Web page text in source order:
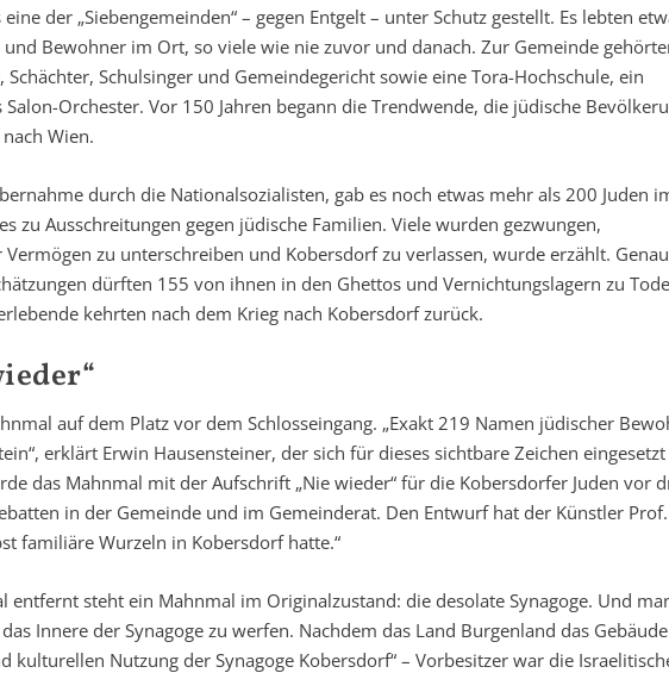
der „Siebengemeinden“ – gegen Entgelt – unter Schutz gestellt. Es lebten
Bewohner im Ort, so viele wie nie zuvor und danach. Zur Gemeinde
Schächter, Schulsinger und Gemeindegericht sowie eine Tora-Hochschule, ein
Orchester. Vor 150 Jahren begann die Trendwende, die jüdische
Wien.
durch die Nationalsozialisten, gab es noch etwas mehr als 200 Juden
zu Ausschreitungen gegen jüdische Familien. Viele wurden gezwungen,
zu unterschreiben und Kobersdorf zu verlassen, wurde erzählt.
dürften 155 von ihnen in den Ghettos und Vernichtungslagern zu Tode
kehrten nach dem Krieg nach Kobersdorf zurück.
auf dem Platz vor dem Schlosseingang. „Exakt 219 Namen jüdischer
erklärt Erwin Hausensteiner, der sich für dieses sichtbare Zeichen eingesetzt
das Mahnmal mit der Aufschrift „Nie wieder“ für die Kobersdorfer Juden vor
in der Gemeinde und im Gemeinderat. Den Entwurf hat der Künstler Prof.
familiäre Wurzeln in Kobersdorf hatte.“
entfernt steht ein Mahnmal im Originalzustand: die desolate Synagoge. Und
Innere der Synagoge zu werfen. Nachdem das Land Burgenland das Gebäude
kulturellen Nutzung der Synagoge Kobersdorf“ – Vorbesitzer war die